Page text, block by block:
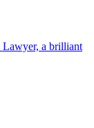
Lawyer, a brilliant